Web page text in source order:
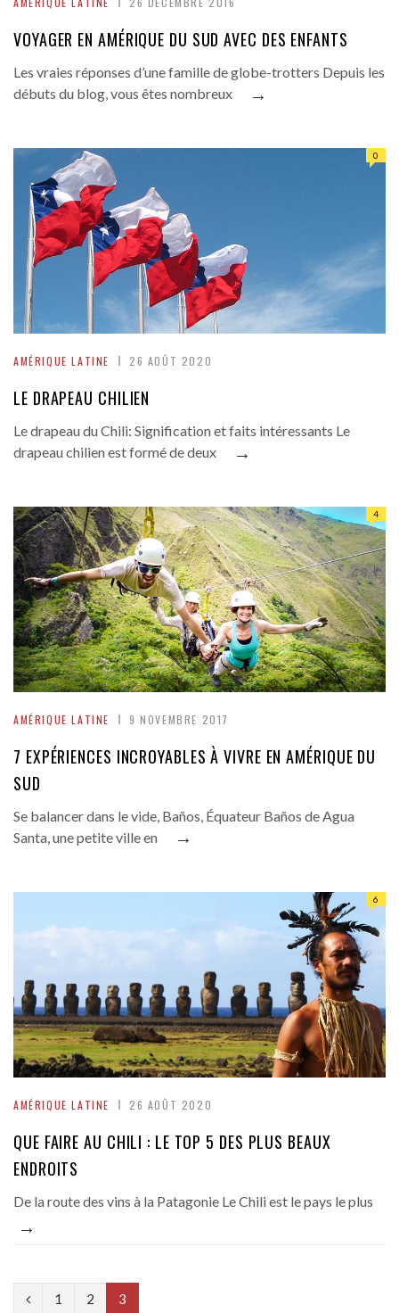
VOYAGER EN AMÉRIQUE DU SUD AVEC DES ENFANTS
Les vraies réponses d’une famille de globe-trotters Depuis les
débuts du blog, vous êtes nombreux
→
AMÉRIQUE LATINE 26 AOÛT 2020
0
LE DRAPEAU CHILIEN
Le drapeau du Chili: Signification et faits intéressants Le
drapeau chilien est formé de deux
→
AMÉRIQUE LATINE 9 NOVEMBRE 2017
4
7 EXPÉRIENCES INCROYABLES À VIVRE EN AMÉRIQUE DU
SUD
Se balancer dans le vide, Baños, Équateur Baños de Agua
Santa, une petite ville en
→
AMÉRIQUE LATINE 26 AOÛT 2020
6
QUE FAIRE AU CHILI : LE TOP 5 DES PLUS BEAUX
ENDROITS
De la route des vins à la Patagonie Le Chili est le pays le plus
→
P 1 2 3